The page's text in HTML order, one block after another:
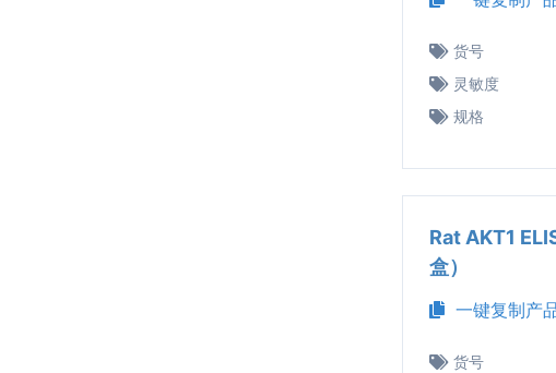
货号
灵敏度
规格
Rat AKT1
盒）
一键复制产
货号